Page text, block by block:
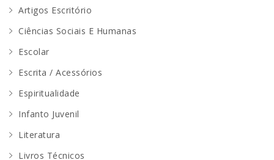
Artigos Escritório
Ciências Sociais E Humanas
Escolar
Escrita / Acessórios
Espiritualidade
Infanto Juvenil
Literatura
Livros Técnicos